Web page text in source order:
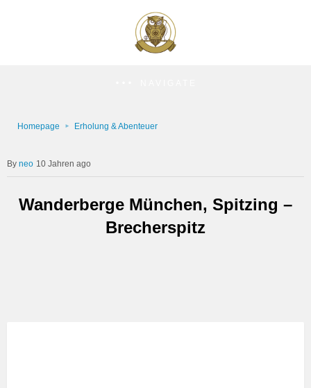
Homepage Erholung & Abenteuer
neo 10 Jahren ago
Wanderberge München, Spitzing –
Brecherspitz